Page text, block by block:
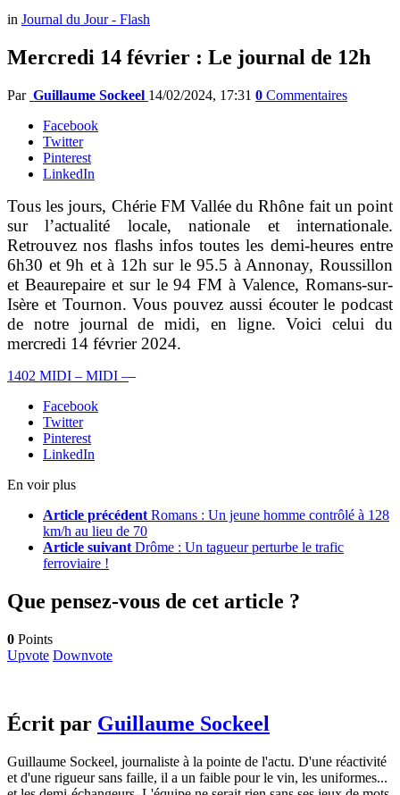
in Journal du Jour - Flash
Mercredi 14 février : Le journal de 12h
Par Guillaume Sockeel 14/02/2024, 17:31 0 Commentaires
Facebook
Twitter
Pinterest
LinkedIn
Tous les jours, Chérie FM Vallée du Rhône fait un point
sur l’actualité locale, nationale et internationale.
Retrouvez nos flashs infos toutes les demi-heures entre
6h30 et 9h et à 12h sur le 95.5 à Annonay, Roussillon
et Beaurepaire et sur le 94 FM à Valence, Romans-sur-
Isère et Tournon. Vous pouvez aussi écouter le podcast
de notre journal de midi, en ligne. Voici celui du
mercredi 14 février 2024.
1402 MIDI – MIDI ––
Facebook
Twitter
Pinterest
LinkedIn
En voir plus
Article précédent Romans : Un jeune homme contrôlé à 128
km/h au lieu de 70
Article suivant Drôme : Un tagueur perturbe le trafic
ferroviaire !
Que pensez-vous de cet article ?
0 Points
Upvote Downvote
Écrit par Guillaume Sockeel
Guillaume Sockeel, journaliste à la pointe de l'actu. D'une réactivité
et d'une rigueur sans faille, il a un faible pour le vin, les uniformes...